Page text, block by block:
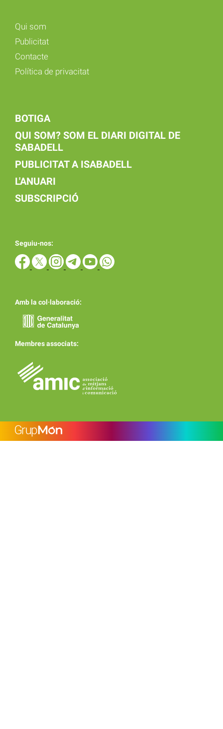
Qui som
Publicitat
Contacte
Política de privacitat
BOTIGA
QUI SOM? SOM EL DIARI DIGITAL DE
SABADELL
PUBLICITAT A ISABADELL
L'ANUARI
SUBSCRIPCIÓ
Seguiu-nos:
Amb la col·laboració:
Membres associats: